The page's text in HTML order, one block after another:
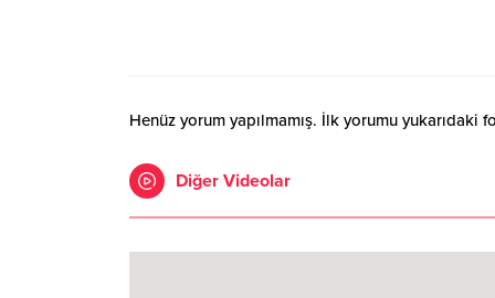
Henüz yorum yapılmamış. İlk yorumu yukarıdaki
Diğer Videolar